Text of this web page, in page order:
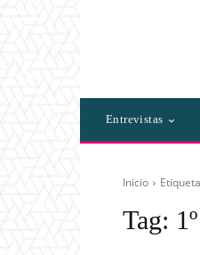
Entrevistas
Inicio
Tag: